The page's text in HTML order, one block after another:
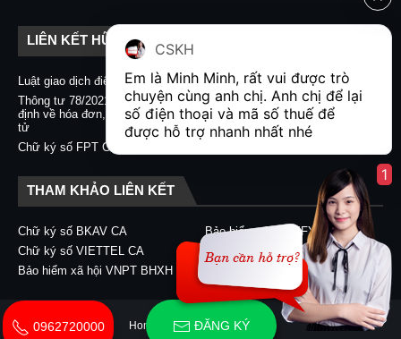
LIÊN KẾT HỮU ÍCH
Luật giao dịch điện tử
Nghị định 130/2018/NĐ-CP
Thông tư 78/2021/TT-BTC quy
định về hóa đơn, chứng từ điện
tử
Chữ ký số CA2 - Nacencomm
Chữ ký số VNPT CA
Chữ ký số BKAV CA
Chữ ký số FPT CA
THAM KHẢO LIÊN KẾT
Chữ ký số BKAV CA
Bảo hiểm xã hội EFY-eBHXH
Chữ ký số VIETTEL CA
Chữ ký số CA2 - Nacencomm
Bảo hiểm xã hội VNPT BHXH
Chữ ký số VNPT CA
Home About Contact Us
0962720000 ĐĂNG KÝ
CSKH
Em là Minh Minh, rất vui được trò
chuyện cùng anh chị. Anh chị để lại
số điện thoại và mã số thuế để
được hỗ trợ nhanh nhất nhé
1